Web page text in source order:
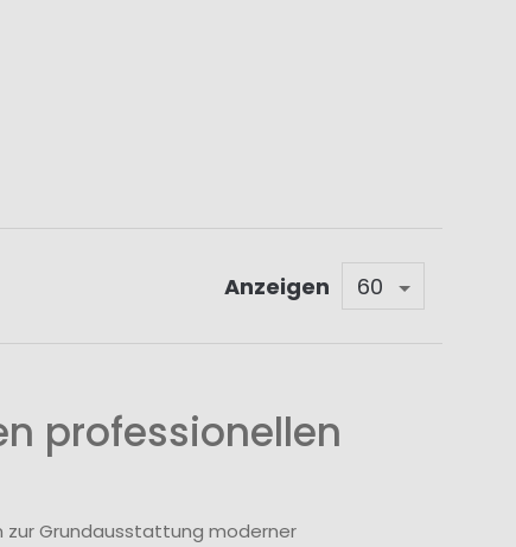
Anzeigen
professionellen
zur Grundausstattung moderner